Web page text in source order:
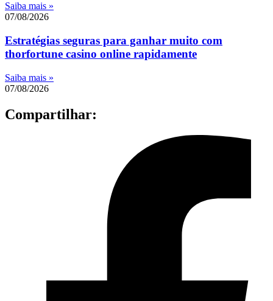
Saiba mais »
07/08/2026
Estratégias seguras para ganhar muito com
thorfortune casino online rapidamente
Saiba mais »
07/08/2026
Compartilhar: